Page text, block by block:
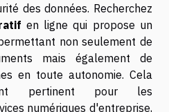
des données. Recherchez
en ligne qui propose un
non seulement de
mais également de
en toute autonomie. Cela
pertinent pour les
numériques d'entreprise,